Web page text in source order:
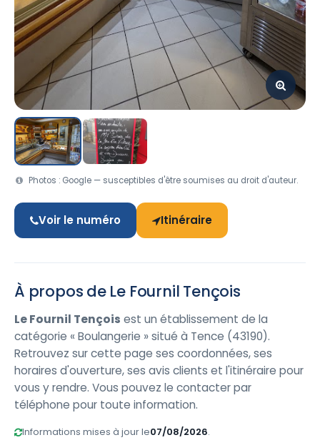
Photos : Google — susceptibles d'être soumises au droit d'auteur.
Voir le numéro Itinéraire
À propos de Le Fournil Tençois
Le Fournil Tençois est un établissement de la
catégorie « Boulangerie » situé à Tence (43190).
Retrouvez sur cette page ses coordonnées, ses
horaires d'ouverture, ses avis clients et l'itinéraire pour
vous y rendre. Vous pouvez le contacter par
téléphone pour toute information.
Informations mises à jour le07/08/2026.